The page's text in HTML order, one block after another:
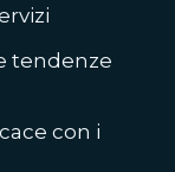
tendenze
con i